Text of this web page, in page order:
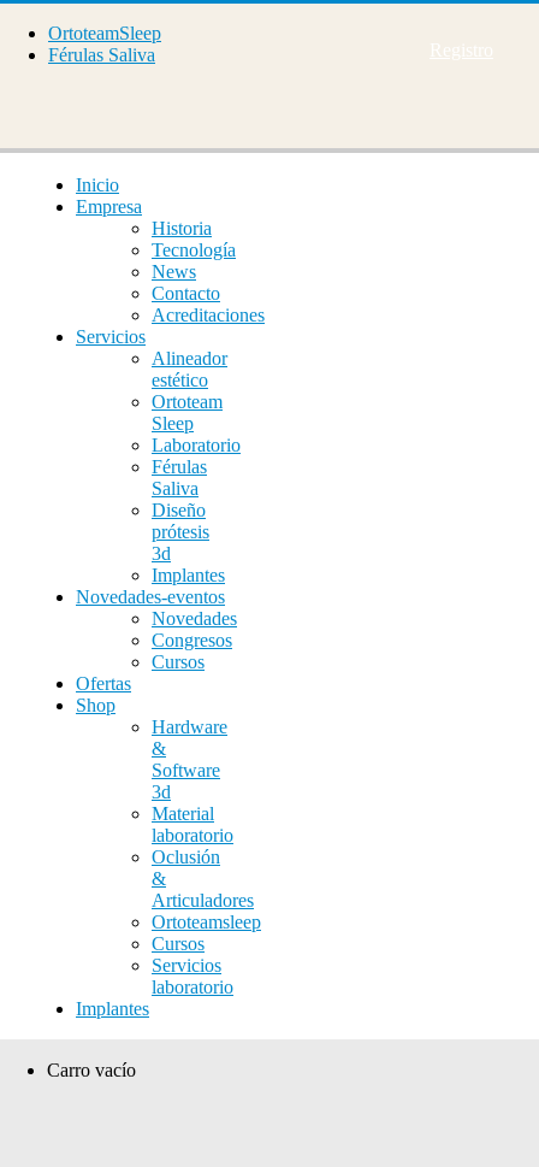
Registro
OrtoteamSleep
Férulas Saliva
Inicio
Empresa
Historia
Tecnología
News
Contacto
Acreditaciones
Servicios
Alineador
estético
Ortoteam
Sleep
Laboratorio
Férulas
Saliva
Diseño
prótesis
3d
Implantes
Novedades-eventos
Novedades
Congresos
Cursos
Ofertas
Shop
Hardware
&
Software
3d
Material
laboratorio
Oclusión
&
Articuladores
Ortoteamsleep
Cursos
Servicios
laboratorio
Implantes
Carro vacío